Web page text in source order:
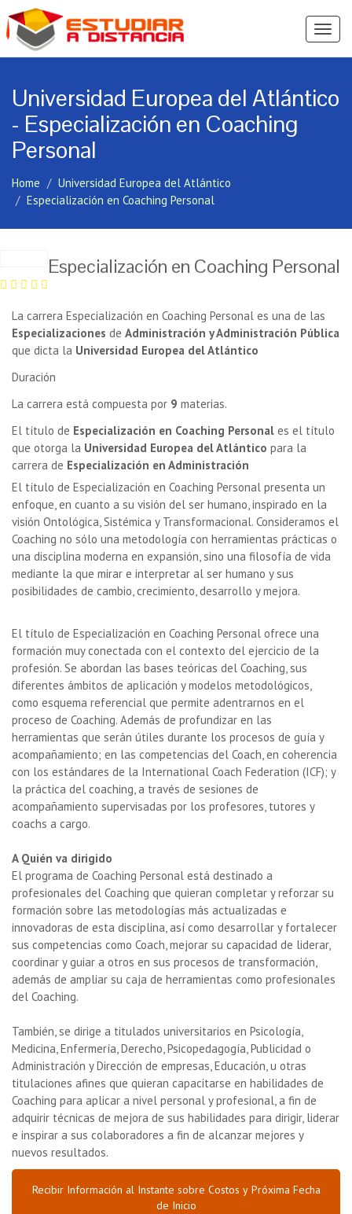
Ver
Universidad Europea del Atlántico
- Especialización en Coaching
Personal
Home
Universidad Europea del Atlántico
Especialización en Coaching Personal
Especialización en Coaching Personal
La carrera Especialización en Coaching Personal es una de las
Especializaciones de Administración y Administración Pública
que dicta la Universidad Europea del Atlántico
Duración
La carrera está compuesta por 9 materias.
El título de Especialización en Coaching Personal es el título
que otorga la Universidad Europea del Atlántico para la
carrera de Especialización en Administración
El título de Especialización en Coaching Personal presenta un
enfoque, en cuanto a su visión del ser humano, inspirado en la
visión Ontológica, Sistémica y Transformacional. Consideramos el
Coaching no sólo una metodología con herramientas prácticas o
una disciplina moderna en expansión, sino una filosofía de vida
mediante la que mirar e interpretar al ser humano y sus
posibilidades de cambio, crecimiento, desarrollo y mejora.
El título de Especialización en Coaching Personal ofrece una
formación muy conectada con el contexto del ejercicio de la
profesión. Se abordan las bases teóricas del Coaching, sus
diferentes ámbitos de aplicación y modelos metodológicos,
como esquema referencial que permite adentrarnos en el
proceso de Coaching. Además de profundizar en las
herramientas que serán útiles durante los procesos de guía y
acompañamiento; en las competencias del Coach, en coherencia
con los estándares de la International Coach Federation (ICF); y
la práctica del coaching, a través de sesiones de
acompañamiento supervisadas por los profesores, tutores y
coachs a cargo.
A Quién va dirigido
El programa de Coaching Personal está destinado a
profesionales del Coaching que quieran completar y reforzar su
formación sobre las metodologías más actualizadas e
innovadoras de esta disciplina, así como desarrollar y fortalecer
sus competencias como Coach, mejorar su capacidad de liderar,
coordinar y guiar a otros en sus procesos de transformación,
además de ampliar su caja de herramientas como profesionales
del Coaching.
También, se dirige a titulados universitarios en Psicología,
Medicina, Enfermería, Derecho, Psicopedagogía, Publicidad o
Administración y Dirección de empresas, Educación, u otras
titulaciones afines que quieran capacitarse en habilidades de
Coaching para aplicar a nivel personal y profesional, a fin de
adquirir técnicas de mejora de sus habilidades para dirigir, liderar
e inspirar a sus colaboradores a fin de alcanzar mejores y
nuevos resultados.
Recibir Información al Instante sobre Costos y Próxima Fecha
de Inicio